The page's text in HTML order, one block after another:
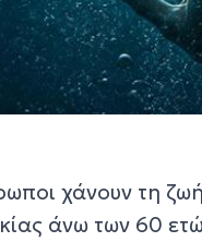
χάνουν τη
άνω των 60